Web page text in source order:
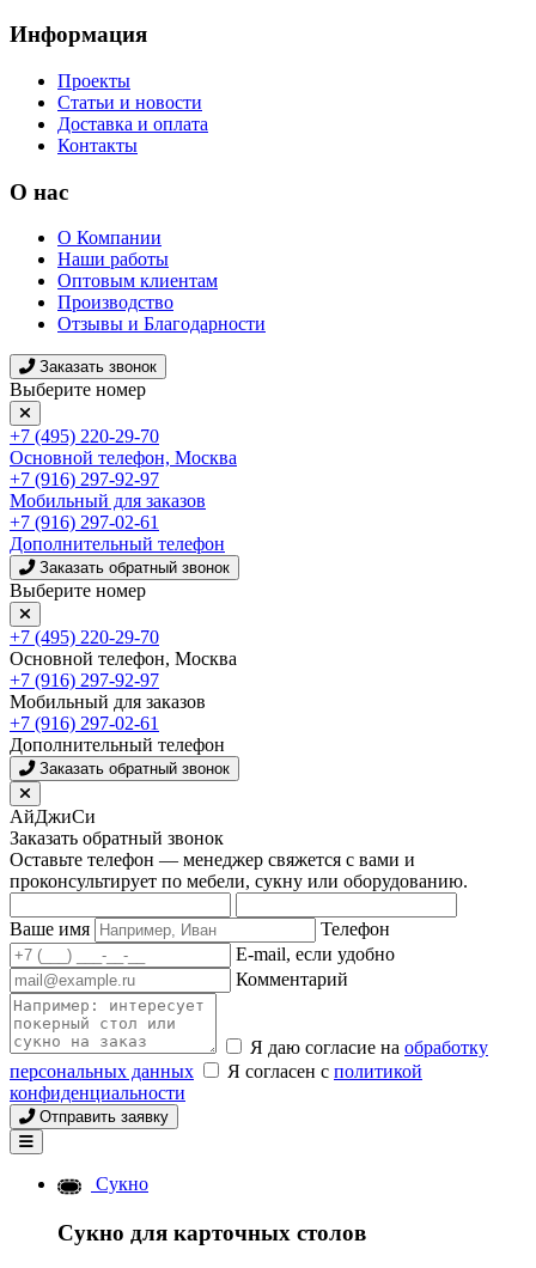
Информация
Проекты
Статьи и новости
Доставка и оплата
Контакты
О нас
О Компании
Наши работы
Оптовым клиентам
Производство
Отзывы и Благодарности
Заказать звонок
Выберите номер
+7 (495) 220-29-70
Основной телефон, Москва
+7 (916) 297-92-97
Мобильный для заказов
+7 (916) 297-02-61
Дополнительный телефон
Заказать обратный звонок
Выберите номер
+7 (495) 220-29-70
Основной телефон, Москва
+7 (916) 297-92-97
Мобильный для заказов
+7 (916) 297-02-61
Дополнительный телефон
Заказать обратный звонок
АйДжиСи
Заказать обратный звонок
Оставьте телефон — менеджер свяжется с вами и
проконсультирует по мебели, сукну или оборудованию.
Ваше имя
Телефон
E-mail, если удобно
Комментарий
Я даю согласие на обработку
персональных данных
Я согласен с политикой
конфиденциальности
Отправить заявку
Сукно
Сукно для карточных столов